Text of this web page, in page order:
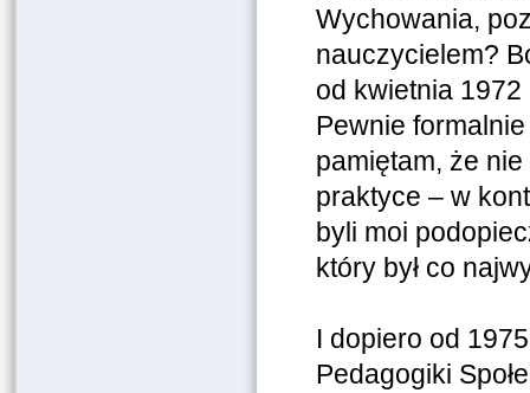
Wychowania,
nauczycielem?
od kwietnia
Pewnie
pamiętam, że
praktyce – w
byli moi
który był co
I dopiero od
Pedagogiki